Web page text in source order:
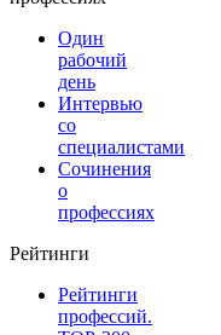
Один
рабочий
день
Интервью
со
специалистами
Сочинения
о
профессиях
Рейтинги
Рейтинги
профессий.